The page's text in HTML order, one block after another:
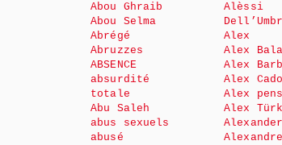
Abou Ghraib
Abou Selma
Abrégé
Abruzzes
ABSENCE
absurdité
totale
Abu Saleh
abus sexuels
abusé
Alèssi
Alex
Alex
Alex
Alex
Alex
Alex Türk
Alexander
Alexandre